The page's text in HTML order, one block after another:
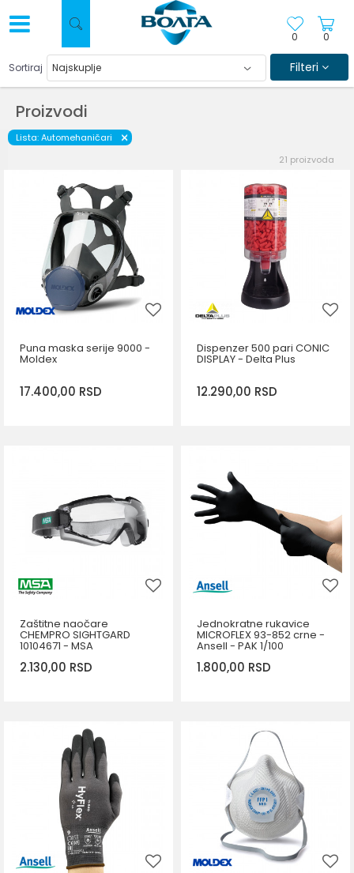
0
0
Proizvodi
Sortiraj Filteri
Lista: Automehaničari
21 proizvoda
Puna maska serije 9000 -
Moldex
17.400,00 RSD
Dispenzer 500 pari CONIC
DISPLAY - Delta Plus
12.290,00 RSD
DODAJ U KORPU
Zaštitne naočare
CHEMPRO SIGHTGARD
10104671 - MSA
2.130,00 RSD
DODAJ U KORPU
Jednokratne rukavice
MICROFLEX 93-852 crne -
Ansell - PAK 1/100
1.800,00 RSD
6,5-7
DODAJ U KORPU